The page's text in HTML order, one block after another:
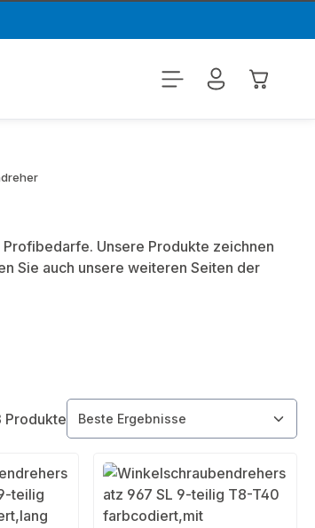
Unsere Produkte zeichnen
Sie auch unsere weiteren Seiten der
Produkte